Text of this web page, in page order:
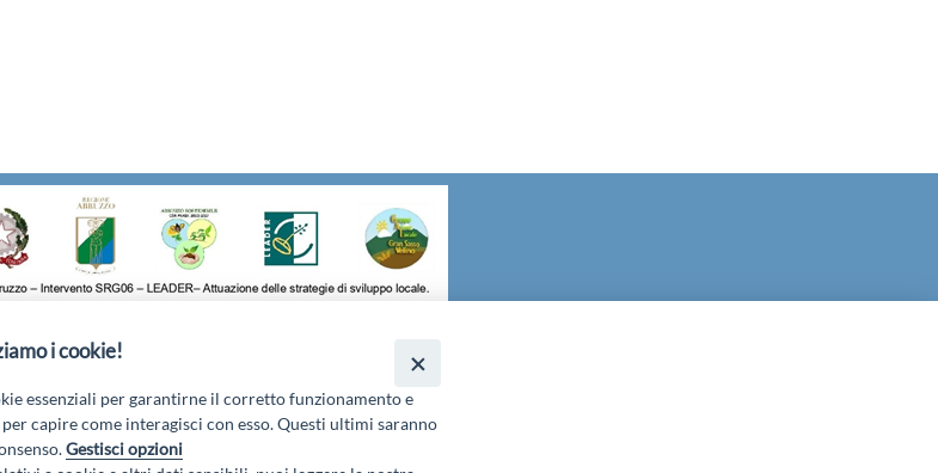
info@galgransassovelino.it- PEC:
Privacy Policy
i cookie!
essenziali per garantirne il corretto funzionamento e
capire come interagisci con esso. Questi ultimi saranno
Gestisci opzioni